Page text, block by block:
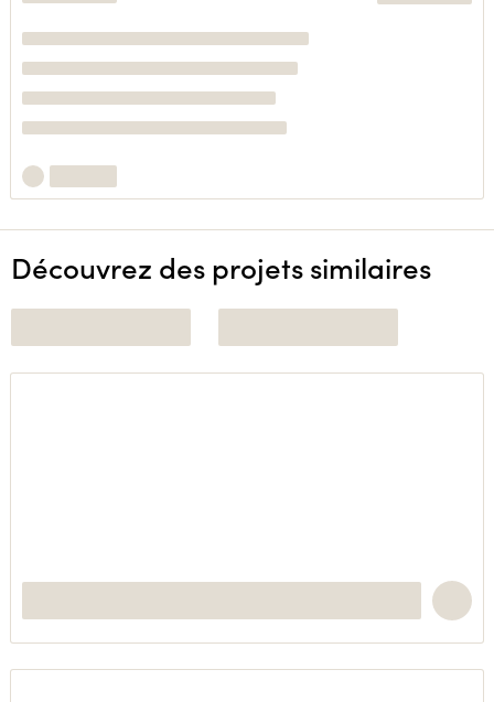
Découvrez des projets similaires